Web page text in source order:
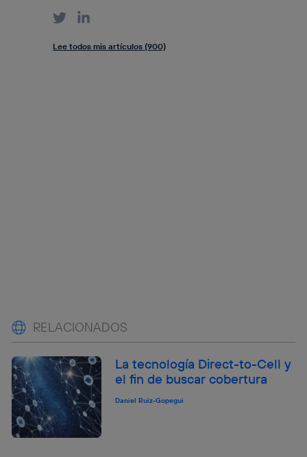
Lee todos mis artículos (900)
RELACIONADOS
La tecnología Direct-to-Cell y
el fin de buscar cobertura
Daniel Ruiz-Gopegui